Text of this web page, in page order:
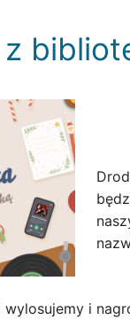
wylosujemy i